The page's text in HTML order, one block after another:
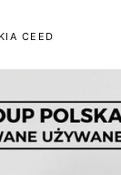
KIA CEED